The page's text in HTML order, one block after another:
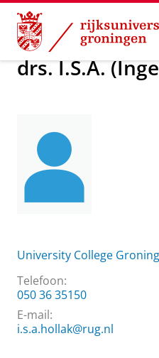
Skip
Content
Skip
Navigation
Over ons drs.
drs. I.S.A.
University College
Telefoon:
050 36 35150
E-mail:
i.s.a.hollak@rug.nl